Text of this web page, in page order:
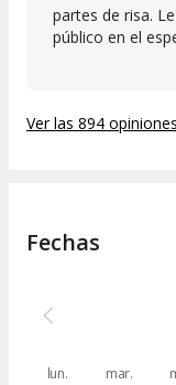
partes de risa.
público en el
Ver las 894 opiniones
Fechas
lun. mar.